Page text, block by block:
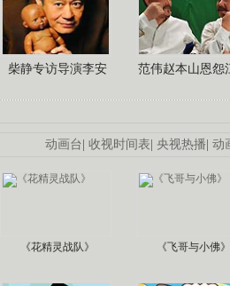
柴静专访导演李安 范伟赵本山恩怨
动画台 收视时间表 央视热播 动
《花精灵战队》 《飞哥与小佛》